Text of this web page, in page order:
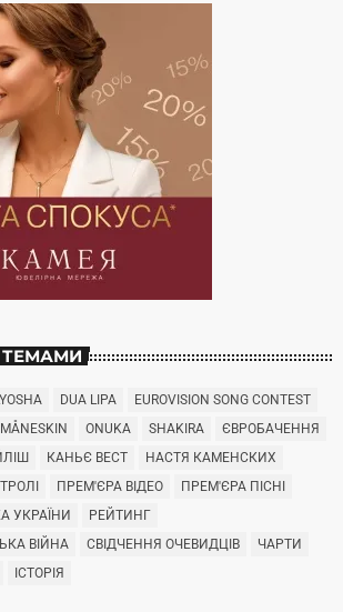
ТЕМАМИ
DUA LIPA
EUROVISION SONG CONTEST
MÅNESKIN ONUKA SHAKIRA
ЄВРОБАЧЕННЯ
КАНЬЄ ВЕСТ
НАСТЯ КАМЕНСКИХ
ПРЕМ'ЄРА ВІДЕО
ПРЕМ'ЄРА ПІСНІ
УКРАЇНИ
РЕЙТИНГ
ВІЙНА
СВІДЧЕННЯ ОЧЕВИДЦІВ
ЧАРТИ
ІСТОРІЯ